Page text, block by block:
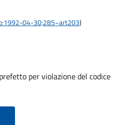
04-30;285~art203)
per violazione del codice